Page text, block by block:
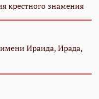
крестного знамения
Ираида, Ирада,